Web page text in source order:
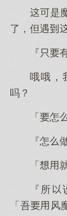
是
了，但遇
『
哦哦
吗？
「怎
『怎
「
『所
「吾